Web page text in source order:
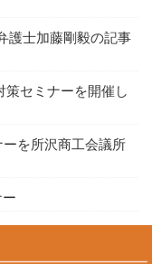
護士加藤剛毅の記事
策セミナーを開催し
を所沢商工会議所